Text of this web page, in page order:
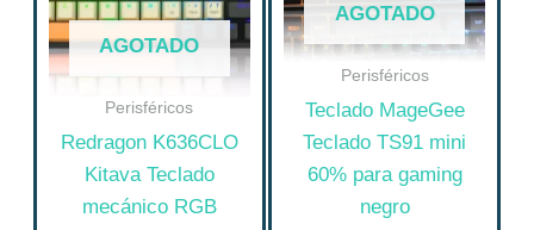
AGOTADO
Perisféricos
Redragon K636CLO
Kitava Teclado
mecánico RGB
AGOTADO
Perisféricos
Teclado MageGee
Teclado TS91 mini
60% para gaming
negro